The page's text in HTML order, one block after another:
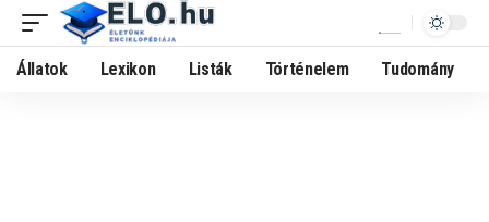
Állatok Lexikon Listák Történelem Tudomány